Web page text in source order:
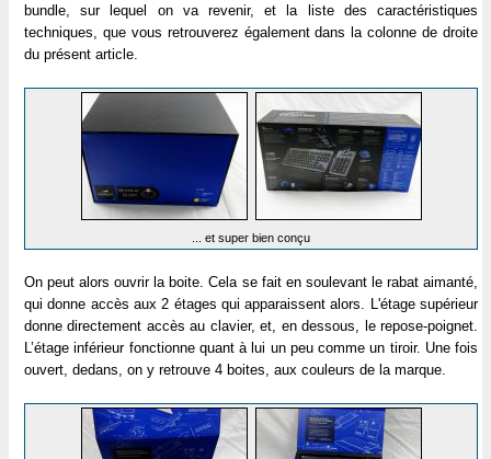
bundle, sur lequel on va revenir, et la liste des caractéristiques
techniques, que vous retrouverez également dans la colonne de droite
du présent article.
... et super bien conçu
On peut alors ouvrir la boite. Cela se fait en soulevant le rabat aimanté,
qui donne accès aux 2 étages qui apparaissent alors. L'étage supérieur
donne directement accès au clavier, et, en dessous, le repose-poignet.
L’étage inférieur fonctionne quant à lui un peu comme un tiroir. Une fois
ouvert, dedans, on y retrouve 4 boites, aux couleurs de la marque.